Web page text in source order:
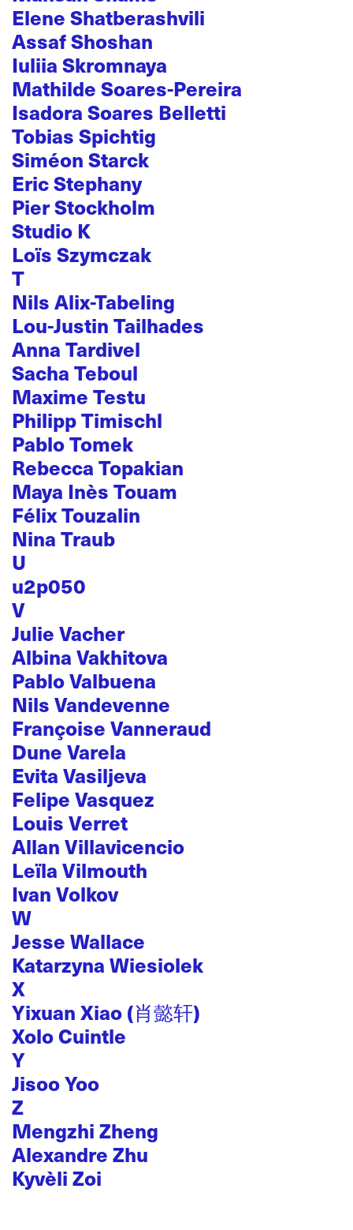
Elene Shatberashvili
Assaf Shoshan
Iuliia Skromnaya
Mathilde Soares-Pereira
Isadora Soares Belletti
Tobias Spichtig
Siméon Starck
Eric Stephany
Pier Stockholm
Studio K
Loïs Szymczak
T
Nils Alix-Tabeling
Lou-Justin Tailhades
Anna Tardivel
Sacha Teboul
Maxime Testu
Philipp Timischl
Pablo Tomek
Rebecca Topakian
Maya Inès Touam
Félix Touzalin
Nina Traub
U
u2p050
V
Julie Vacher
Albina Vakhitova
Pablo Valbuena
Nils Vandevenne
Françoise Vanneraud
Dune Varela
Evita Vasiljeva
Felipe Vasquez
Louis Verret
Allan Villavicencio
Leïla Vilmouth
Ivan Volkov
W
Jesse Wallace
Katarzyna Wiesiolek
X
Yixuan Xiao (肖懿轩)
Xolo Cuintle
Y
Jisoo Yoo
Z
Mengzhi Zheng
Alexandre Zhu
Kyvèli Zoi